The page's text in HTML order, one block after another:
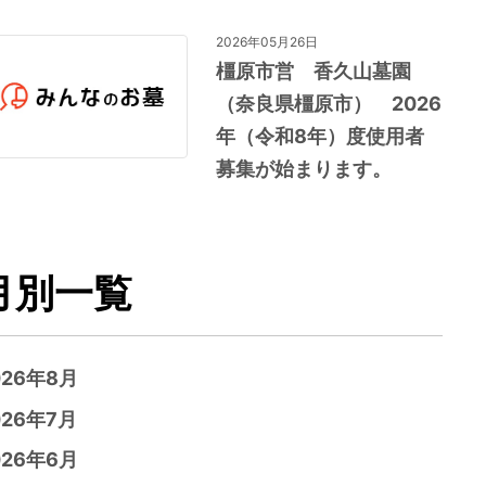
2026年05月26日
橿原市営 香久山墓園
（奈良県橿原市） 2026
年（令和8年）度使用者
募集が始まります。
別一覧
年8月
年7月
年6月